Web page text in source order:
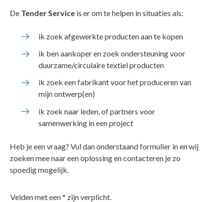
De Tender Service is er om te helpen in situaties als:
ik zoek afgewerkte producten aan te kopen
ik ben aankoper en zoek ondersteuning voor
duurzame/circulaire textiel producten
ik zoek een fabrikant voor het produceren van
mijn ontwerp(en)
ik zoek naar leden, of partners voor
samenwerking in een project
Heb je een vraag? Vul dan onderstaand formulier in en wij
zoeken mee naar een oplossing en contacteren je zo
spoedig mogelijk.
Velden met een * zijn verplicht.